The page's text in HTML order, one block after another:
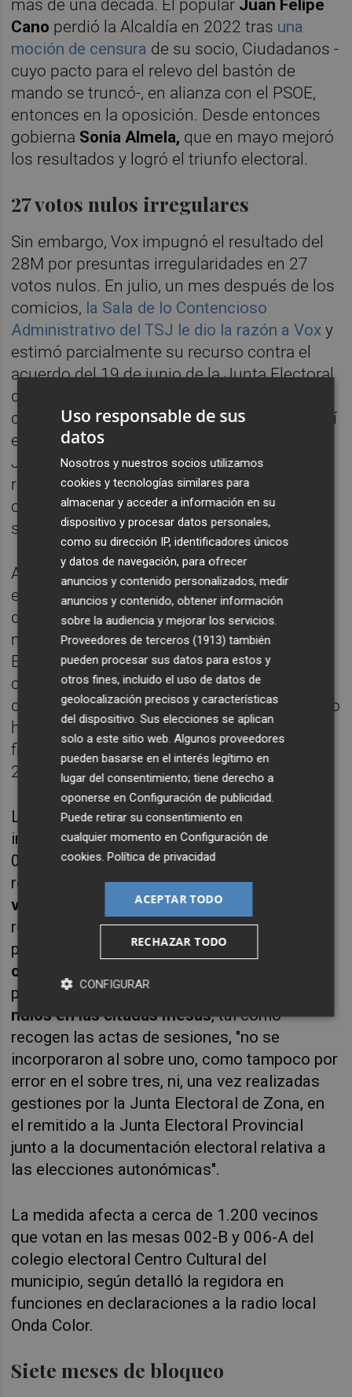
más de una década. El popular Juan Felipe
Cano perdió la Alcaldía en 2022 tras una
moción de censura de su socio, Ciudadanos -
cuyo pacto para el relevo del bastón de
mando se truncó-, en alianza con el PSOE,
entonces en la oposición. Desde entonces
gobierna Sonia Almela, que en mayo mejoró
los resultados y logró el triunfo electoral.
27 votos nulos irregulares
Sin embargo, Vox impugnó el resultado del
28M por presuntas irregularidades en 27
votos nulos. En julio, un mes después de los
comicios, la Sala de lo Contencioso
Administrativo del TSJ le dio la razón a Vox y
estimó parcialmente su recurso contra el
acuerdo del 19 de junio de la Junta Electoral
de Zona de Mula que proclamó los
candidatos electos al Ayuntamiento de Ceutí
en las elecciones municipales. Además, la
Justicia también declaró la nulidad de los
resultados en dos mesas del municipio y
ordenaba una nueva convocatoria para que
se repita la votación en dichas mesas.
Ahora, el Consejo de Ministros, actualmente
en funciones, ha aprobado este lunes el real
decreto por el que se convocan comicios
municipales parciales en 44 municipios de
España,entre ellos el propio Ceutí. La
campaña electoral, explican, tendrá una
duración de quince días. Empezará a las cero
horas del viernes 10 de noviembre y
finalizará a las veinticuatro horas del viernes
24 de noviembre.
Los magistrados señalaron que las
irregularidades de las mesas 01-002-B y 01-
006-A, al no contenerse en los sobres
remitidos a la Junta Electoral de Zona
votos reputados nulos, "sí pueden ser
relevantes, en cuanto que la formación
política recurrente quedó atres votos de
obtener un concejal
papeletas de los12 y 15 votos declarados
nulos en las citadas mesas, tal como
recogen las actas de sesiones, "no se
incorporaron al sobre uno, como tampoco por
error en el sobre tres, ni, una vez realizadas
gestiones por la Junta Electoral de Zona, en
el remitido a la Junta Electoral Provincial
junto a la documentación electoral relativa a
las elecciones autonómicas".
La medida afecta a cerca de 1.200 vecinos
que votan en las mesas 002-B y 006-A del
colegio electoral Centro Cultural del
municipio, según detalló la regidora en
funciones en declaraciones a la radio local
Onda Color.
Siete meses de bloqueo
Uso responsable de sus
datos
Nosotros y nuestros socios utilizamos
cookies y tecnologías similares para
almacenar y acceder a información en su
dispositivo y procesar datos personales,
como su dirección IP, identificadores únicos
y datos de navegación, para ofrecer
anuncios y contenido personalizados, medir
anuncios y contenido, obtener información
sobre la audiencia y mejorar los servicios.
Proveedores de terceros (1913) también
pueden procesar sus datos para estos y
otros fines, incluido el uso de datos de
geolocalización precisos y características
del dispositivo. Sus elecciones se aplican
solo a este sitio web. Algunos proveedores
pueden basarse en el interés legítimo en
lugar del consentimiento; tiene derecho a
oponerse enConfiguración de publicidad.
Puede retirar su consentimiento en
cualquier momento enConfiguración de
cookies.Política de privacidad
ACEPTAR TODO
RECHAZAR TODO
CONFIGURAR